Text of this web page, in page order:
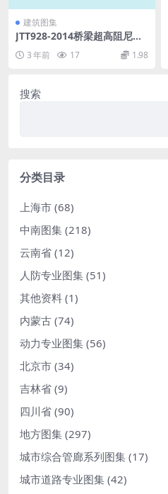
建筑图集
JTT928-2014桥梁超高阻尼隔
3 年前 17 1.98
搜索
分类目录
上海市 (68)
中南图集 (218)
云南省 (12)
人防专业图集 (51)
其他资料 (1)
内蒙古 (74)
动力专业图集 (56)
北京市 (34)
吉林省 (9)
四川省 (90)
地方图集 (297)
城市综合管廊系列图集 (17)
城市道路专业图集 (42)